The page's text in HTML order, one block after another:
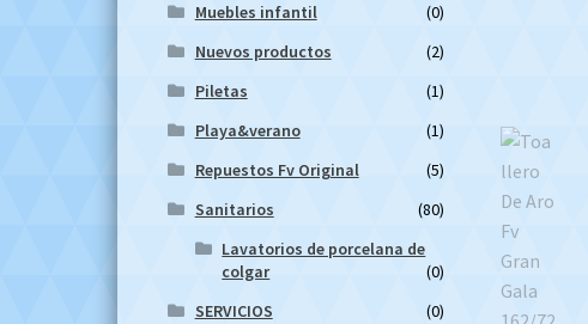
Muebles infantil
(0)
Nuevos productos
(2)
Piletas
(1)
Playa&verano
(1)
Repuestos Fv Original
(5)
Sanitarios
(80)
Lavatorios de porcelana de
colgar
(0)
SERVICIOS
(0)